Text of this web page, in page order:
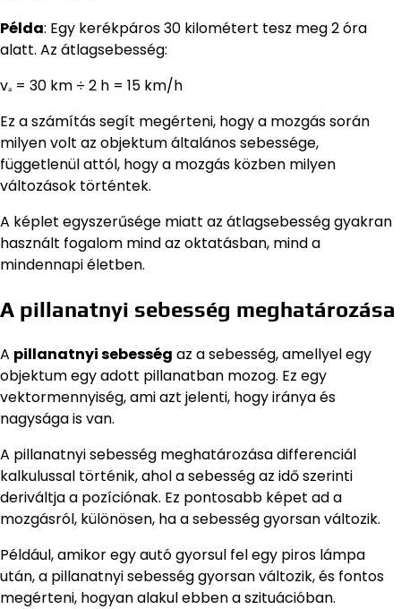
Példa: Egy kerékpáros 30 kilométert tesz meg 2 óra
alatt. Az átlagsebesség:
vₐ = 30 km ÷ 2 h = 15 km/h
Ez a számítás segít megérteni, hogy a mozgás során
milyen volt az objektum általános sebessége,
függetlenül attól, hogy a mozgás közben milyen
változások történtek.
A képlet egyszerűsége miatt az átlagsebesség gyakran
használt fogalom mind az oktatásban, mind a
mindennapi életben.
A pillanatnyi sebesség meghatározása
A pillanatnyi sebesség az a sebesség, amellyel egy
objektum egy adott pillanatban mozog. Ez egy
vektormennyiség, ami azt jelenti, hogy iránya és
nagysága is van.
A pillanatnyi sebesség meghatározása differenciál
kalkulussal történik, ahol a sebesség az idő szerinti
deriváltja a pozíciónak. Ez pontosabb képet ad a
mozgásról, különösen, ha a sebesség gyorsan változik.
Például, amikor egy autó gyorsul fel egy piros lámpa
után, a pillanatnyi sebesség gyorsan változik, és fontos
megérteni, hogyan alakul ebben a szituációban.